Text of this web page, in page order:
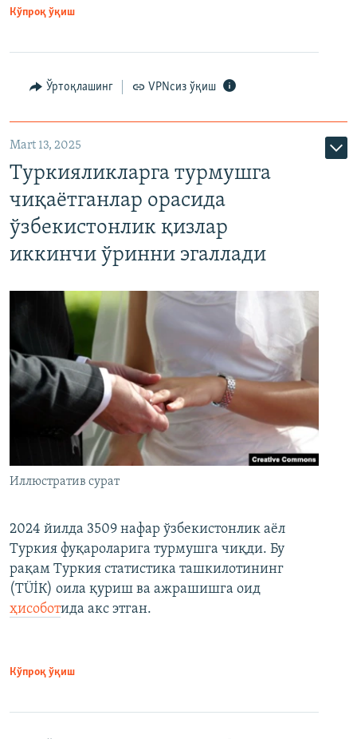
Кўпроқ ўқиш
Ўртоқлашинг VPNсиз ўқиш
Mart 13, 2025
Туркияликларга турмушга
чиқаётганлар орасида
ўзбекистонлик қизлар
иккинчи ўринни эгаллади
Иллюстратив сурат
2024 йилда 3509 нафар ўзбекистонлик аёл
Туркия фуқароларига турмушга чиқди. Бу
рақам Туркия статистика ташкилотининг
(ТÜİК) оила қуриш ва ажрашишга оид
ҳисоботида акс этган.
Кўпроқ ўқиш